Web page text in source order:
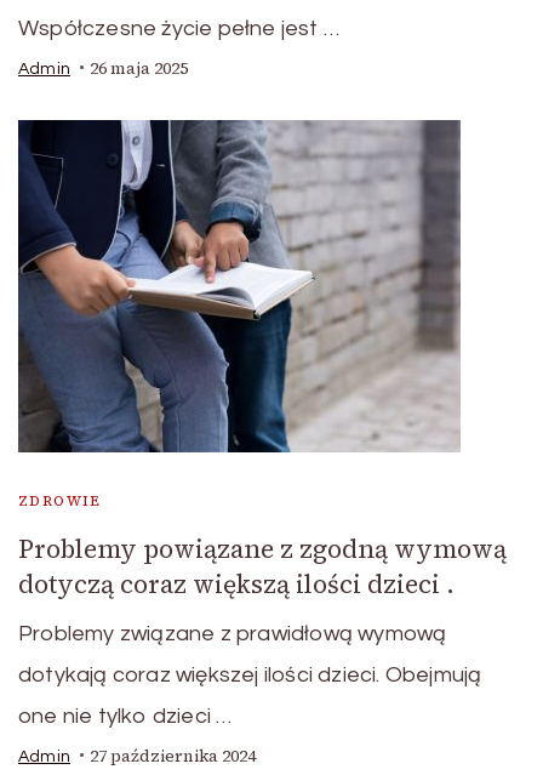
Współczesne życie pełne jest …
Admin 26 maja 2025
ZDROWIE
Problemy powiązane z zgodną wymową
dotyczą coraz większą ilości dzieci .
Problemy związane z prawidłową wymową
dotykają coraz większej ilości dzieci. Obejmują
one nie tylko dzieci …
Admin 27 października 2024